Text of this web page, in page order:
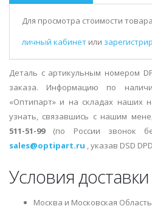
Для просмотра стоимости
личный кабинет или
Деталь с артикульным номером
заказа. Информацию по
«Оптипарт» и на складах наших
узнать, связавшись с нашим
511-51-99(по России звонок
sales@optipart.ru , указав DSD
Условия доставки
Москва и Московская